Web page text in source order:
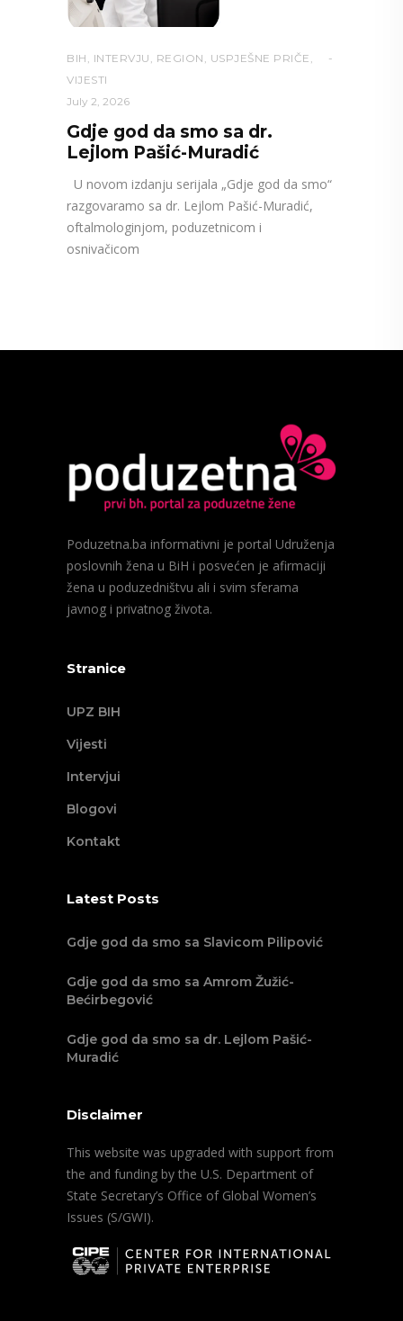
BIH INTERVJU REGION USPJEŠNE PRIČE
VIJESTI
July 2, 2026
Gdje god da smo sa dr.
Lejlom Pašić-Muradić
U novom izdanju serijala „Gdje god da smo“
razgovaramo sa dr. Lejlom Pašić-Muradić,
oftalmologinjom, poduzetnicom i
osnivačicom
Poduzetna.ba informativni je portal Udruženja
poslovnih žena u BiH i posvećen je afirmaciji
žena u poduzedništvu ali i svim sferama
javnog i privatnog života.
Stranice
UPZ BIH
Vijesti
Intervjui
Blogovi
Kontakt
Latest Posts
Gdje god da smo sa Slavicom Pilipović
Gdje god da smo sa Amrom Žužić-
Bećirbegović
Gdje god da smo sa dr. Lejlom Pašić-
Muradić
Disclaimer
This website was upgraded with support from
the and funding by the U.S. Department of
State Secretary’s Office of Global Women’s
Issues (S/GWI).